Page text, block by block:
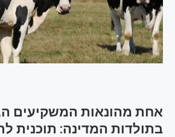
אחת מהונאות המשקיעים
בתולדות המדינה: תוכנית